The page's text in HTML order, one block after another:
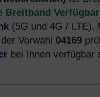
Breitband
(5G und 4G / LTE).
Vorwahl 04169
bei Ihnen verfügbar